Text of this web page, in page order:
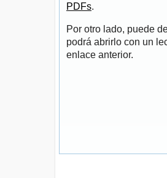
PDFs.
Por otro lado, puede
podrá abrirlo con un
enlace anterior.